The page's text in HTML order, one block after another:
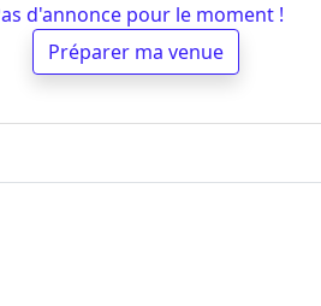
d'annonce pour le moment !
Préparer ma venue